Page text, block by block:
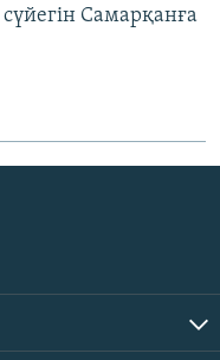
Самарқанға